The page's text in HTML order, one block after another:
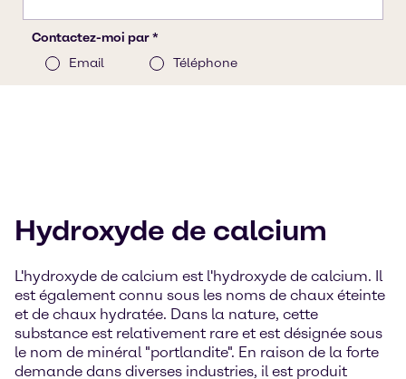
Hydroxyde de calcium
L'hydroxyde de calcium est l'hydroxyde de calcium. Il
est également connu sous les noms de chaux éteinte
et de chaux hydratée. Dans la nature, cette
substance est relativement rare et est désignée sous
le nom de minéral "portlandite". En raison de la forte
demande dans diverses industries, il est produit